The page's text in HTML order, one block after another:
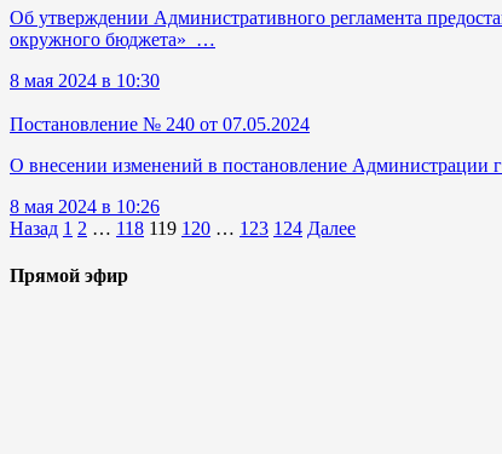
Об утверждении Административного регламента
окружного бюджета» …
8 мая 2024 в 10:30
Постановление № 240 от 07.05.2024
О внесении изменений в постановление
8 мая 2024 в 10:26
Назад 1 2 … 118 119 120 … 123 124 Далее
Прямой эфир